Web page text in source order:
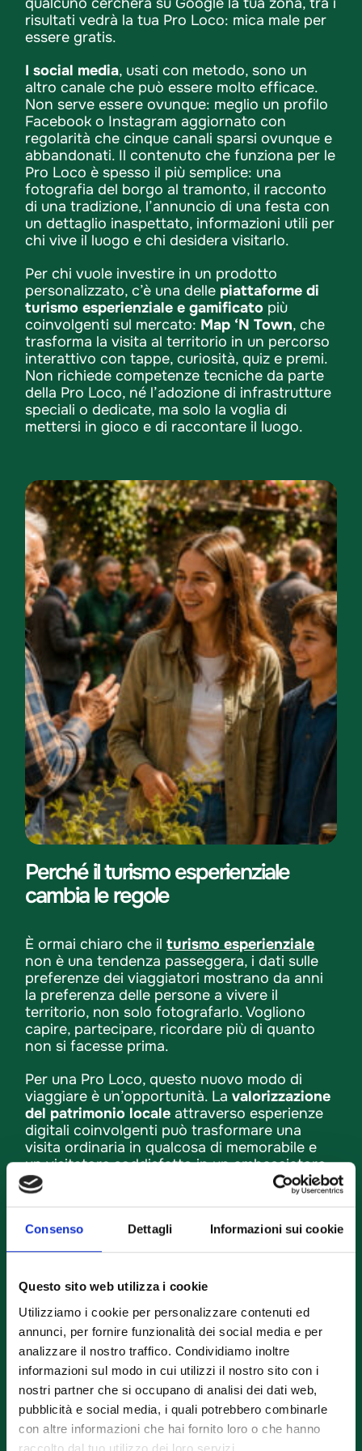
Consenso Dettagli Informazioni sui cookie
Questo sito web utilizza i cookie
Utilizziamo i cookie per personalizzare contenuti ed
annunci, per fornire funzionalità dei social media e per
analizzare il nostro traffico. Condividiamo inoltre
informazioni sul modo in cui utilizzi il nostro sito con i
nostri partner che si occupano di analisi dei dati web,
pubblicità e social media, i quali potrebbero combinarle
con altre informazioni che hai fornito loro o che hanno
raccolto dal tuo utilizzo dei loro servizi.
risultati vedrà la tua Pro Loco: mica male per
essere gratis.
I social media, usati con metodo, sono un
altro canale che può essere molto efficace.
Non serve essere ovunque: meglio un profilo
Facebook o Instagram aggiornato con
regolarità che cinque canali sparsi ovunque e
abbandonati. Il contenuto che funziona per le
Pro Loco è spesso il più semplice: una
fotografia del borgo al tramonto, il racconto
di una tradizione, l’annuncio di una festa con
un dettaglio inaspettato, informazioni utili per
chi vive il luogo e chi desidera visitarlo.
Per chi vuole investire in un prodotto
personalizzato, c’è una delle piattaforme di
turismo esperienziale e gamificato più
coinvolgenti sul mercato: Map ‘N Town, che
trasforma la visita al territorio in un percorso
interattivo con tappe, curiosità, quiz e premi.
Non richiede competenze tecniche da parte
della Pro Loco, né l’adozione di infrastrutture
speciali o dedicate, ma solo la voglia di
mettersi in gioco e di raccontare il luogo.
Perché il turismo esperienziale
cambia le regole
È ormai chiaro che ilturismo esperienziale
non è una tendenza passeggera, i dati sulle
preferenze dei viaggiatori mostrano da anni
la preferenza delle persone a vivere il
territorio, non solo fotografarlo. Vogliono
capire, partecipare, ricordare più di quanto
non si facesse prima.
Per una Pro Loco, questo nuovo modo di
viaggiare è un’opportunità. Lavalorizzazione
del patrimonio locale attraverso esperienze
digitali coinvolgenti può trasformare una
visita ordinaria in qualcosa di memorabile e
un visitatore soddisfatto in un ambasciatore
spontaneo del territorio, che condivide,
racconta, torna e lo fa con qualcuno al
Le piattaforme che combinanoesplorazione
di gioco applicati alla scoperta dei luoghi –
cacce al tesoro urbane, percorsi culturali
interattivi. Tutto senza dover scrivere una
riga di codice.
Come creare un’esperienza locale